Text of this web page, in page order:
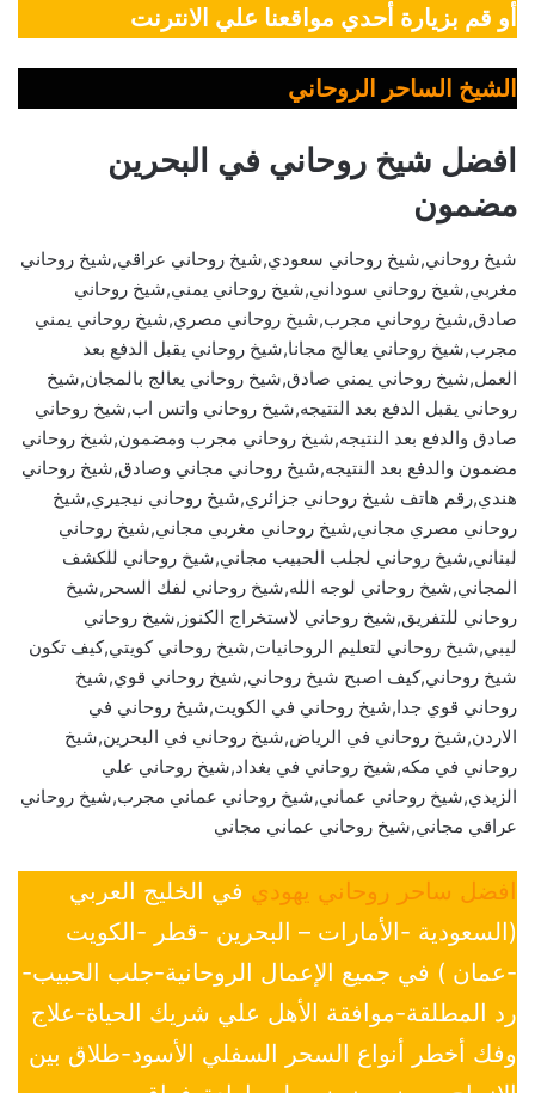
أو قم بزيارة أحدي مواقعنا علي الانترنت
الشيخ الساحر الروحاني
افضل شيخ روحاني في البحرين
مضمون
شيخ روحاني,شيخ روحاني سعودي,شيخ روحاني عراقي,شيخ روحاني
مغربي,شيخ روحاني سوداني,شيخ روحاني يمني,شيخ روحاني
صادق,شيخ روحاني مجرب,شيخ روحاني مصري,شيخ روحاني يمني
مجرب,شيخ روحاني يعالج مجانا,شيخ روحاني يقبل الدفع بعد
العمل,شيخ روحاني يمني صادق,شيخ روحاني يعالج بالمجان,شيخ
روحاني يقبل الدفع بعد النتيجه,شيخ روحاني واتس اب,شيخ روحاني
صادق والدفع بعد النتيجه,شيخ روحاني مجرب ومضمون,شيخ روحاني
مضمون والدفع بعد النتيجه,شيخ روحاني مجاني وصادق,شيخ روحاني
هندي,رقم هاتف شيخ روحاني جزائري,شيخ روحاني نيجيري,شيخ
روحاني مصري مجاني,شيخ روحاني مغربي مجاني,شيخ روحاني
لبناني,شيخ روحاني لجلب الحبيب مجاني,شيخ روحاني للكشف
المجاني,شيخ روحاني لوجه الله,شيخ روحاني لفك السحر,شيخ
روحاني للتفريق,شيخ روحاني لاستخراج الكنوز,شيخ روحاني
ليبي,شيخ روحاني لتعليم الروحانيات,شيخ روحاني كويتي,كيف تكون
شيخ روحاني,كيف اصبح شيخ روحاني,شيخ روحاني قوي,شيخ
روحاني قوي جدا,شيخ روحاني في الكويت,شيخ روحاني في
الاردن,شيخ روحاني في الرياض,شيخ روحاني في البحرين,شيخ
روحاني في مكه,شيخ روحاني في بغداد,شيخ روحاني علي
الزيدي,شيخ روحاني عماني,شيخ روحاني عماني مجرب,شيخ روحاني
عراقي مجاني,شيخ روحاني عماني مجاني
افضل ساحر روحاني يهودي في الخليج العربي
(السعودية -الأمارات – البحرين -قطر -الكويت
-عمان ) في جميع الإعمال الروحانية-جلب الحبيب-
رد المطلقة-موافقة الأهل علي شريك الحياة-علاج
وفك أخطر أنواع السحر السفلي الأسود-طلاق بين